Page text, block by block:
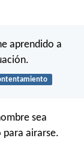
aprendido a
sea
airarse.